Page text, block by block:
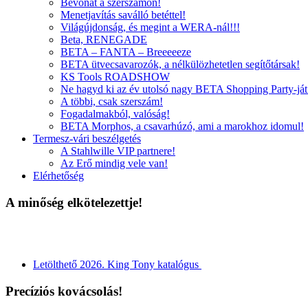
Bevonat a szerszámon!
Menetjavítás saválló betéttel!
Világújdonság, és megint a WERA-nál!!!
Beta, RENEGADE
BETA – FANTA – Breeeeeze
BETA ütvecsavarozók, a nélkülözhetetlen segítőtársak!
KS Tools ROADSHOW
Ne hagyd ki az év utolsó nagy BETA Shopping Party-
A többi, csak szerszám!
Fogadalmakból, valóság!
BETA Morphos, a csavarhúzó, ami a marokhoz idomul!
Termesz-vári beszélgetés
A Stahlwille VIP partnere!
Az Erő mindig vele van!
Elérhetőség
A minőség elkötelezettje!
Letölthető 2026. King Tony katalógus
Precíziós kovácsolás!